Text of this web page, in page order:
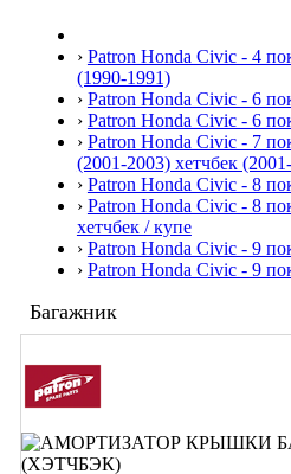
› Patron Honda Civic - 4
(1990-1991)
› Patron Honda Civic - 6
› Patron Honda Civic - 6
› Patron Honda Civic - 7
(2001-2003) хетчбек
› Patron Honda Civic - 8
› Patron Honda Civic - 8
хетчбек / купе
› Patron Honda Civic - 9
› Patron Honda Civic - 9
Багажник